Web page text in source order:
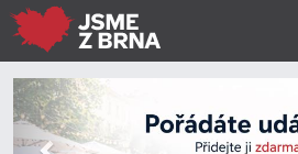
Předchozí